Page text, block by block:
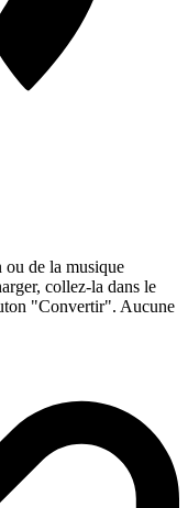
de la musique
collez-la dans le
"Convertir". Aucune